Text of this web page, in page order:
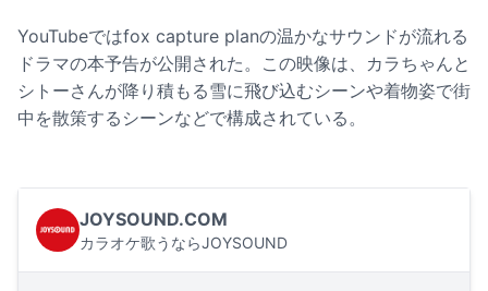
YouTubeではfox capture planの温かなサウンドが流れる
ドラマの本予告が公開された。この映像は、カラちゃんと
シトーさんが降り積もる雪に飛び込むシーンや着物姿で街
中を散策するシーンなどで構成されている。
JOYSOUND.COM
カラオケ歌うならJOYSOUND